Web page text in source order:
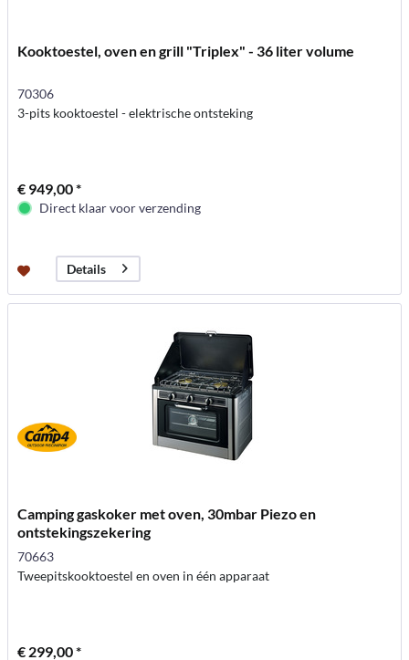
Kooktoestel, oven en grill "Triplex" - 36 liter volume
70306
3-pits kooktoestel - elektrische ontsteking
€ 949,00 *
Direct klaar voor verzending
Details
Camping gaskoker met oven, 30mbar Piezo en
ontstekingszekering
70663
Tweepitskooktoestel en oven in één apparaat
€ 299,00 *